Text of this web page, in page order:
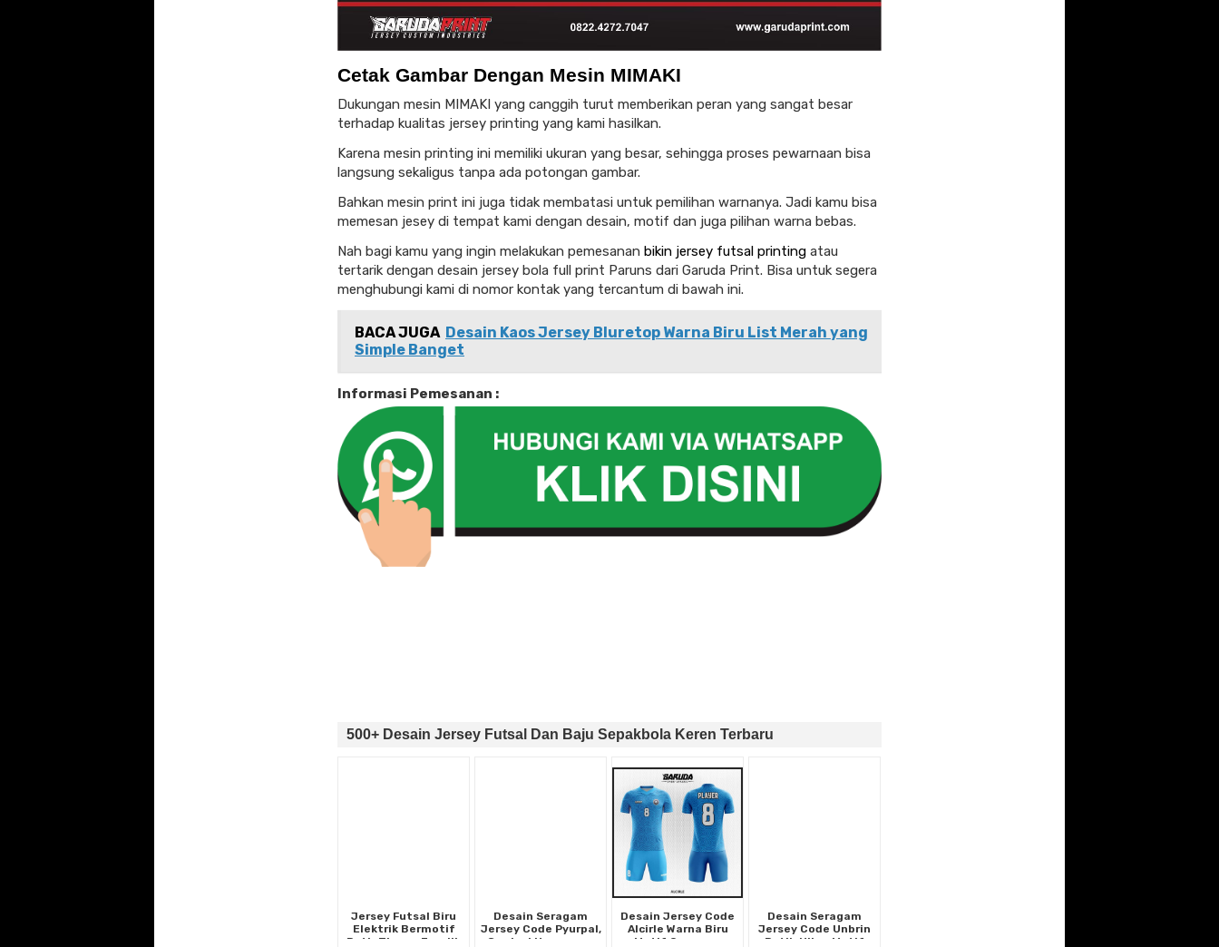
Cetak Gambar Dengan Mesin MIMAKI
Dukungan mesin MIMAKI yang canggih turut memberikan peran yang sangat besar
terhadap kualitas jersey printing yang kami hasilkan.
Karena mesin printing ini memiliki ukuran yang besar, sehingga proses pewarnaan bisa
langsung sekaligus tanpa ada potongan gambar.
Bahkan mesin print ini juga tidak membatasi untuk pemilihan warnanya. Jadi kamu bisa
memesan jesey di tempat kami dengan desain, motif dan juga pilihan warna bebas.
Nah bagi kamu yang ingin melakukan pemesanan bikin jersey futsal printing atau
tertarik dengan desain jersey bola full print Paruns dari Garuda Print. Bisa untuk segera
menghubungi kami di nomor kontak yang tercantum di bawah ini.
BACA JUGA Desain Kaos Jersey Bluretop Warna Biru List Merah yang
Simple Banget
Informasi Pemesanan :
500+ Desain Jersey Futsal Dan Baju Sepakbola Keren Terbaru
Jersey Futsal Biru
Elektrik Bermotif
Petir Zigzag Enerjik
Desain Seragam
Jersey Code Pyurpal,
Gradasi Ungu yang
Desain Jersey Code
Alcirle Warna Biru
Motif Ornamen
Desain Seragam
Jersey Code Unbrin
Putih Hijau Motif